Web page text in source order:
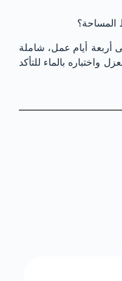
أربعة أيام عمل، شاملة
واختباره بالماء للتأكد